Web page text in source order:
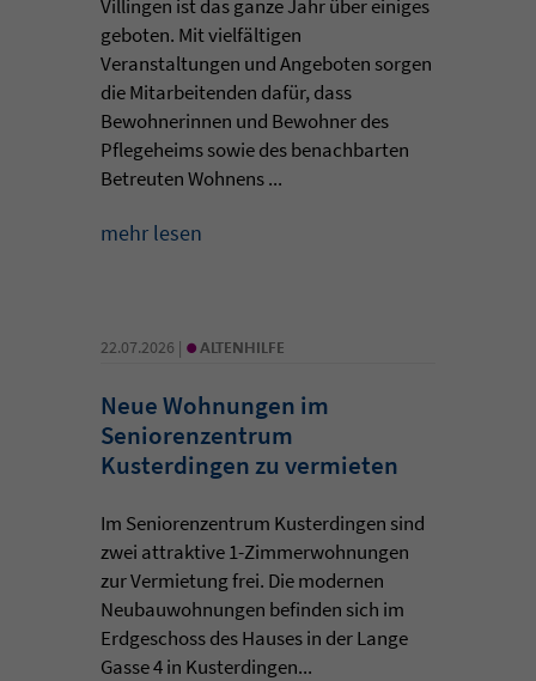
Villingen ist das ganze Jahr über einiges
geboten. Mit vielfältigen
Veranstaltungen und Angeboten sorgen
die Mitarbeitenden dafür, dass
Bewohnerinnen und Bewohner des
Pflegeheims sowie des benachbarten
Betreuten Wohnens ...
mehr lesen
22.07.2026 | • ALTENHILFE
Neue Wohnungen im
Seniorenzentrum
Kusterdingen zu vermieten
Im Seniorenzentrum Kusterdingen sind
zwei attraktive 1-Zimmerwohnungen
zur Vermietung frei. Die modernen
Neubauwohnungen befinden sich im
Erdgeschoss des Hauses in der Lange
Gasse 4 in Kusterdingen...